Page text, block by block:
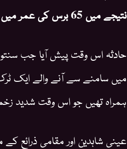
نتیجے میں 65 برس کی عمر میں اس دنیا سے رخصت ہو گئے۔
حادثہ اس وقت پیش آیا جب
میں سامنے سے آنے والے ایک
ہمراہ تھیں جو اس وقت شدید
عینی شاہدین اور مقامی ذرائع